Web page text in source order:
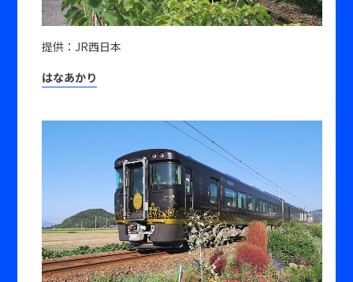
提供：JR西日本
はなあかり